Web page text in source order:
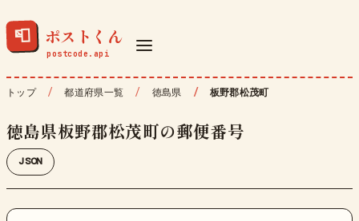
📮 ポストくん
トップ 都道府県一覧 徳島県 板野郡松茂町
徳島県板野郡松茂町の郵便番号
JSON